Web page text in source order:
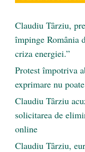
Claudiu Târziu,
împinge România
criza energiei.”
Protest împotriva
exprimare nu
Claudiu Târziu
solicitarea de
online
Claudiu Târziu,